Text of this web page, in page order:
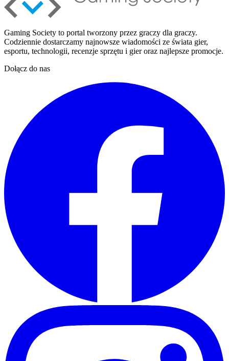
Gaming Society to portal tworzony przez graczy dla graczy.
Codziennie dostarczamy najnowsze wiadomości ze świata gier,
esportu, technologii, recenzje sprzętu i gier oraz najlepsze promocje.
Dołącz do nas